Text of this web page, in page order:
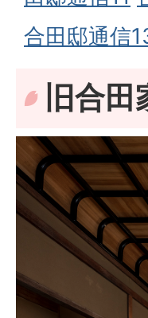
合田邸通信
旧合